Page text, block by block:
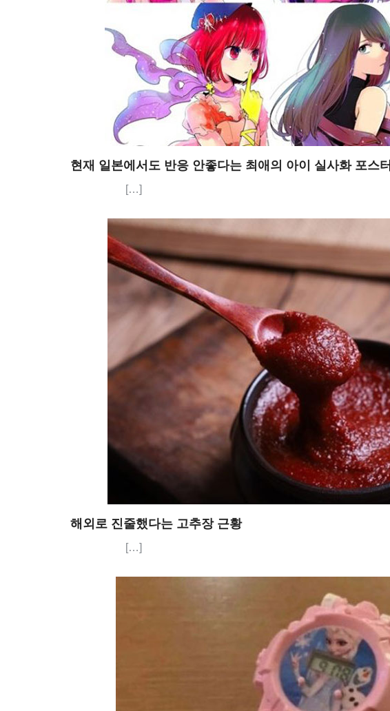
현재 일본에서도 반응 안좋다는 최애의 아이 실사화 포스터
[…]
해외로 진줄했다는 고추장 근황
[…]